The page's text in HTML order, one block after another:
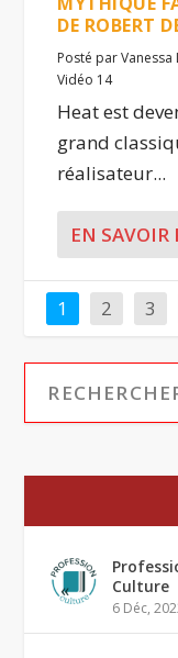
DE ROBERT
Posté parVanessa
Vidéo 14
Heat est
grand
réalisateur...
EN SAVOIR
1 2 3
Culture
6 Déc,